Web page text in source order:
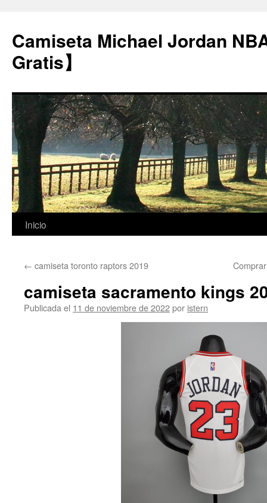
Camiseta Michael Jordan
Gratis】
Saltar
contenido
Inicio
← camiseta toronto raptors 2019
camiseta sacramento kings
Publicada el 11 de noviembre de 2022por istern